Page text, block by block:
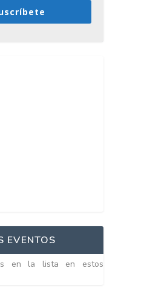
EVENTOS
en la lista en estos